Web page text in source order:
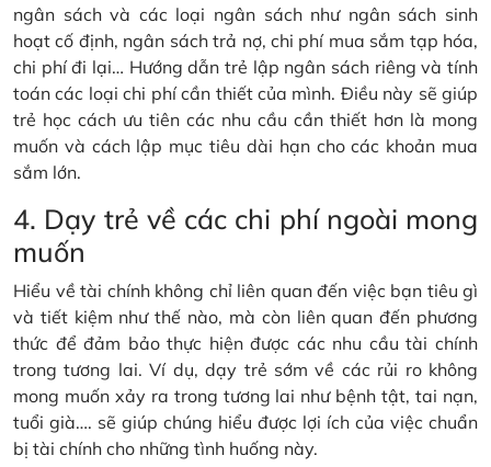
ngân sách và các loại ngân sách như ngân sách sinh
hoạt cố định, ngân sách trả nợ, chi phí mua sắm tạp hóa,
chi phí đi lại… Hướng dẫn trẻ lập ngân sách riêng và tính
toán các loại chi phí cần thiết của mình. Điều này sẽ giúp
trẻ học cách ưu tiên các nhu cầu cần thiết hơn là mong
muốn và cách lập mục tiêu dài hạn cho các khoản mua
sắm lớn.
4. Dạy trẻ về các chi phí ngoài mong
muốn
Hiểu về tài chính không chỉ liên quan đến việc bạn tiêu gì
và tiết kiệm như thế nào, mà còn liên quan đến phương
thức để đảm bảo thực hiện được các nhu cầu tài chính
trong tương lai. Ví dụ, dạy trẻ sớm về các rủi ro không
mong muốn xảy ra trong tương lai như bệnh tật, tai nạn,
tuổi già…. sẽ giúp chúng hiểu được lợi ích của việc chuẩn
bị tài chính cho những tình huống này.